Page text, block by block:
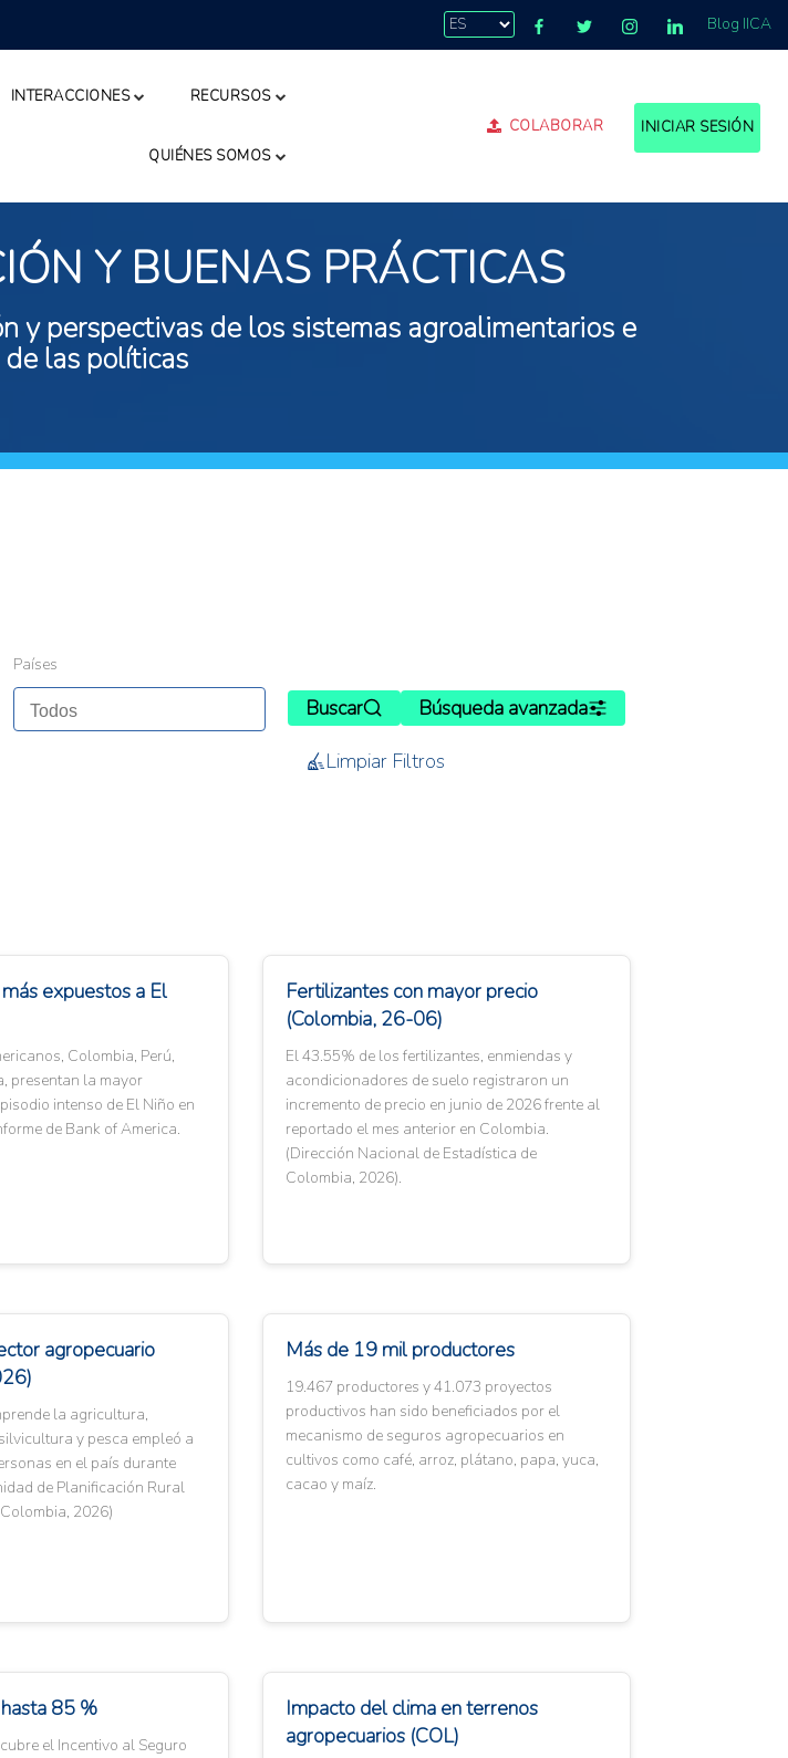
Blog IICA
INTERACCIONES RECURSOS
QUIÉNES SOMOS
COLABORAR INICIAR SESIÓN
Y BUENAS PRÁCTICAS
y perspectivas de los sistemas agroalimentarios e
las políticas
Países
Buscar
Búsqueda avanzada
Limpiar Filtros
expuestos a El
Colombia, Perú,
presentan la mayor
intenso de El Niño en
de Bank of America.
Fertilizantes con mayor precio
(Colombia, 26-06)
El 43.55% de los fertilizantes, enmiendas y
acondicionadores de suelo registraron un
incremento de precio en junio de 2026 frente al
reportado el mes anterior en Colombia.
(Dirección Nacional de Estadística de
Colombia, 2026).
agropecuario
la agricultura,
y pesca empleó a
en el país durante
de Planificación Rural
2026)
Más de 19 mil productores
19.467 productores y 41.073 proyectos
productivos han sido beneficiados por el
mecanismo de seguros agropecuarios en
cultivos como café, arroz, plátano, papa, yuca,
cacao y maíz.
85 %
el Incentivo al Seguro
Impacto del clima en terrenos
agropecuarios (COL)